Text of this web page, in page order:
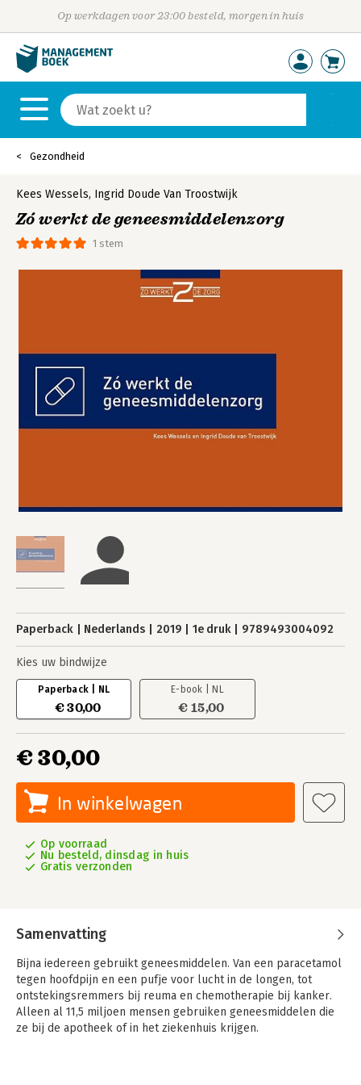
Op werkdagen voor 23:00 besteld, morgen in huis
Gezondheid
1 stem
Kees Wessels, Ingrid Doude Van Troostwijk
Zó werkt de geneesmiddelenzorg
Paperback Nederlands 2019 1e druk 9789493004092
Kies uw bindwijze
Paperback | NL
€ 30,00
E-book | NL
€ 15,00
€ 30,00
In winkelwagen
Op voorraad
Nu besteld, dinsdag in huis
Gratis verzonden
Samenvatting
Bijna iedereen gebruikt geneesmiddelen. Van een paracetamol
tegen hoofdpijn en een pufje voor lucht in de longen, tot
ontstekingsremmers bij reuma en chemotherapie bij kanker.
Alleen al 11,5 miljoen mensen gebruiken geneesmiddelen die
ze bij de apotheek of in het ziekenhuis krijgen.